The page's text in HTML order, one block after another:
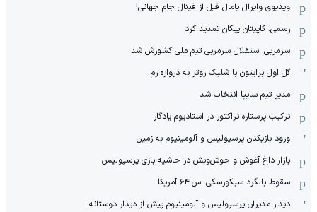
ویدیوی وایرال یامال قبل از فینال جام جهانی!
رسمی: کاپیتان پیکان تمدید کرد
سرمربی استقلال سرمربی تیم ملی کشورش شد
گل اول برایتون با شلیک روتر به دروازه رم
مدیر تیم سایپا انتخاب شد
ترکیب پرستاره تراکتور در استادیوم یادگار
ورود بازیکنان پرسپولیس و آلومینیوم به زمین
بازار داغ آغوش و خوش‌و‌بش در حاشیه بازی پرسپولیس
سقوط بالگرد سیکورسکی اس-۶۴ آمریکا
دیدار مدیران پرسپولیس و آلومینیوم پیش از دیدار دوستانه